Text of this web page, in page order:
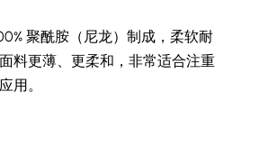
聚酰胺（尼龙）制成，柔软耐
料更薄、更柔和，非常适合注重
用。